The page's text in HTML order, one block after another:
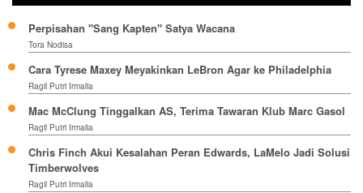
Perpisahan "Sang Kapten" Satya Wacana
Tora Nodisa
Cara Tyrese Maxey Meyakinkan LeBron Agar ke Philadelphia
Ragil Putri Irmalia
Mac McClung Tinggalkan AS, Terima Tawaran Klub Marc Gasol
Ragil Putri Irmalia
Chris Finch Akui Kesalahan Peran Edwards, LaMelo Jadi Solusi
Timberwolves
Ragil Putri Irmalia